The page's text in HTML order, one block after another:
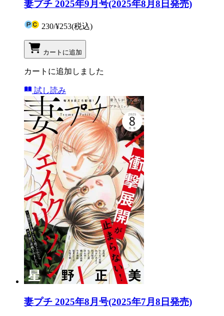
妻プチ 2025年9月号(2025年8月8日発売)
230/¥253(税込)
カートに追加
カートに追加しました
試し読み
妻プチ 2025年8月号(2025年7月8日発売)